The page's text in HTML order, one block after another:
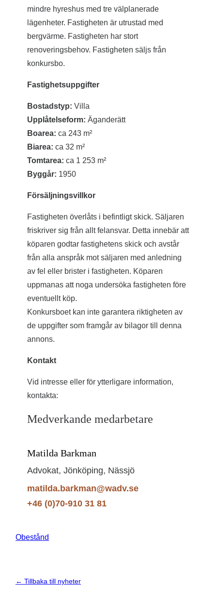
mindre hyreshus med tre välplanerade
lägenheter. Fastigheten är utrustad med
bergvärme. Fastigheten har stort
renoveringsbehov. Fastigheten säljs från
konkursbo.
Fastighetsuppgifter
Bostadstyp: Villa
Upplåtelseform: Äganderätt
Boarea: ca 243 m²
Biarea: ca 32 m²
Tomtarea: ca 1 253 m²
Byggår: 1950
Försäljningsvillkor
Fastigheten överlåts i befintligt skick. Säljaren
friskriver sig från allt felansvar. Detta innebär att
köparen godtar fastighetens skick och avstår
från alla anspråk mot säljaren med anledning
av fel eller brister i fastigheten. Köparen
uppmanas att noga undersöka fastigheten före
eventuellt köp.
Konkursboet kan inte garantera riktigheten av
de uppgifter som framgår av bilagor till denna
annons.
Kontakt
Vid intresse eller för ytterligare information,
kontakta:
Medverkande medarbetare
Matilda Barkman
Advokat, Jönköping, Nässjö
matilda.barkman@wadv.se
+46 (0)70-910 31 81
Obestånd
← Tillbaka till nyheter